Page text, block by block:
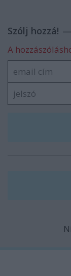
Szólj hozzá!
A